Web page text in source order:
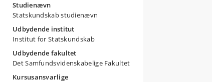
Studienævn
Statskundskab studienævn
Udbydende institut
Institut for Statskundskab
Udbydende fakultet
Det Samfundsvidenskabelige Fakultet
Kursusansvarlige